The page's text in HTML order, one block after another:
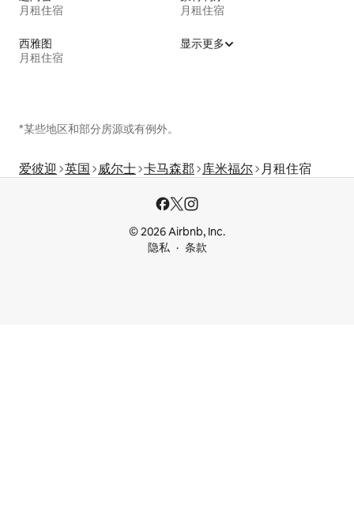
月租住宿
月租住宿
西雅图
月租住宿
显示更多
*某些地区和部分房源或有例外。
爱彼迎 英国 威尔士 卡马森郡 库米福尔 月租住宿
© 2026 Airbnb, Inc.
隐私
条款